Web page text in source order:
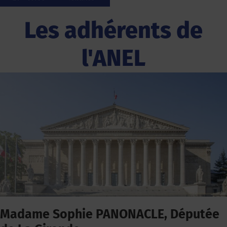
Les adhérents de
l'ANEL
Madame Sophie PANONACLE, Députée